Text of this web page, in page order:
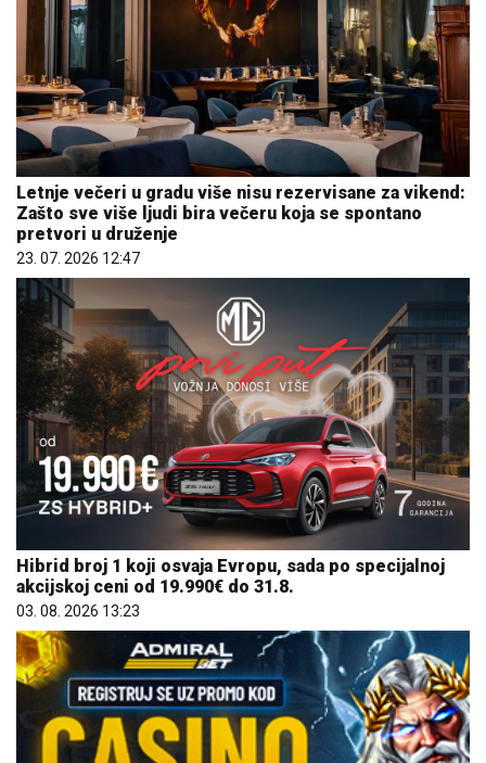
Letnje večeri u gradu više nisu rezervisane za vikend:
Zašto sve više ljudi bira večeru koja se spontano
pretvori u druženje
23. 07. 2026 12:47
Hibrid broj 1 koji osvaja Evropu, sada po specijalnoj
akcijskoj ceni od 19.990€ do 31.8.
03. 08. 2026 13:23